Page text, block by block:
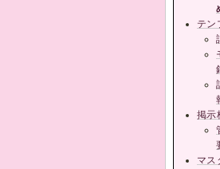
テン
掲示
マス